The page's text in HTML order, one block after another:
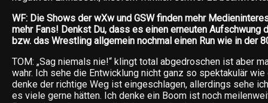
WF: Die Shows der wXw und GSW finden mehr
mehr Fans! Denkst Du, dass es einen erneuten Aufschwung
bzw. das Wrestling allgemein nochmal einen Run wie in der
TOM: „Sag niemals nie!“ klingt total abgedroschen ist aber
wahr. Ich sehe die Entwicklung nicht ganz so spektakulär wie
denke der richtige Weg ist eingeschlagen, allerdings sehe
es viele gerne hätten. Ich denke ein Boom ist noch